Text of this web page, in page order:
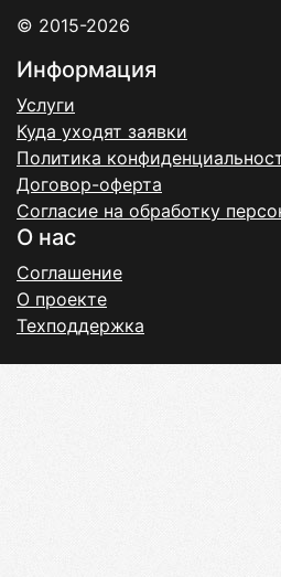
© 2015-2026
Информация
Услуги
Куда уходят заявки
Политика
Договор-оферта
Согласие на обработку
О нас
Соглашение
О проекте
Техподдержка